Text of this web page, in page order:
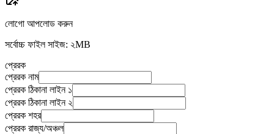
লোগো আপলোড করুন
সর্বোচ্চ ফাইল সাইজ: ২MB
প্রেরক
প্রেরক নাম
প্রেরক ঠিকানা লাইন ১
প্রেরক ঠিকানা লাইন ২
প্রেরক শহর
প্রেরক রাজ্য/অঞ্চল